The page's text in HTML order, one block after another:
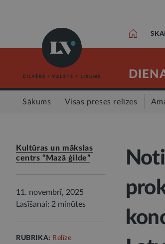
Sākums Visas preses relīzes
Kultūras un mākslas
centrs “Mazā ģilde”
11. novembrī, 2025
Lasīšanai: 2 minūtes
RUBRIKA: Relīze